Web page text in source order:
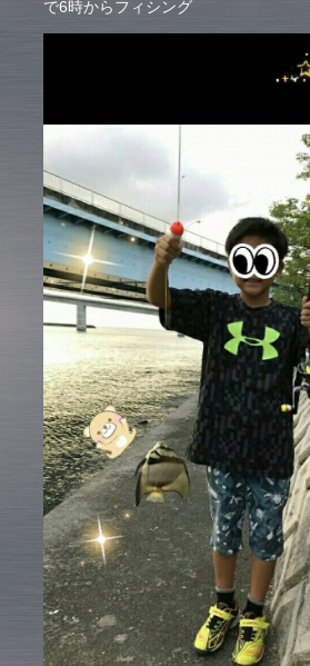
で6時からフィシング